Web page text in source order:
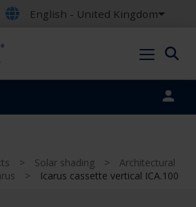
English - United Kingdom
> Solar shading >
Architectural
> Icarus cassette vertical ICA.100